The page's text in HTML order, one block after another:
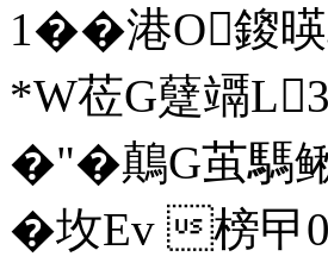
1��港O鎫
*W莅G躠竵
�"�鷏G茧騳
�坆Ev 榜曱